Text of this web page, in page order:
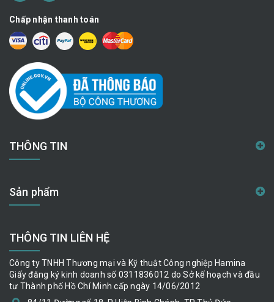
Chấp nhận thanh toán
THÔNG TIN
Sản phẩm
THÔNG TIN LIÊN HỆ
Công ty TNHH Thương mại và Kỹ thuật Công nghiệp Hamina
Giấy đăng ký kinh doanh số 0311836012 do Sở kế hoạch và đầu
tư Thành phố Hồ Chí Minh cấp ngày 14/06/2012